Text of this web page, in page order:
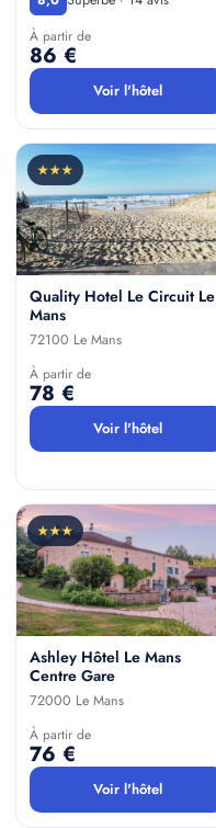
À partir de
86 €
Voir l'hôtel
★★★
Quality Hotel Le Circuit Le
Mans
72100 Le Mans
À partir de
78 €
Voir l'hôtel
★★★
Ashley Hôtel Le Mans
Centre Gare
72000 Le Mans
À partir de
76 €
Voir l'hôtel